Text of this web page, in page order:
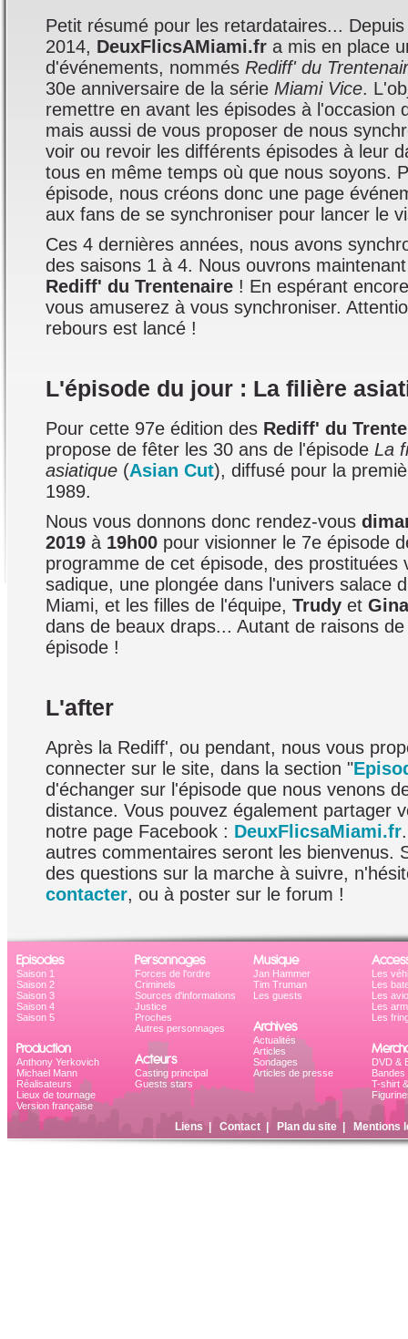
Petit résumé pour les retardataires... Depuis
2014, DeuxFlicsAMiami.fr a mis en place
d'événements, nommés Rediff' du
30e anniversaire de la série Miami Vice.
remettre en avant les épisodes à l'occasion
mais aussi de vous proposer de nous
voir ou revoir les différents épisodes à leur
tous en même temps où que nous soyons.
épisode, nous créons donc une page
aux fans de se synchroniser pour lancer le
Ces 4 dernières années, nous avons
des saisons 1 à 4. Nous ouvrons
Rediff' du Trentenaire ! En espérant
vous amuserez à vous synchroniser.
rebours est lancé !
L'épisode du jour : La filière
Pour cette 97e édition des Rediff' du
propose de fêter les 30 ans de l'épisode La
asiatique (Asian Cut), diffusé pour la
1989.
Nous vous donnons donc rendez-vous
2019 à 19h00 pour visionner le 7e épisode
programme de cet épisode, des prostituées
sadique, une plongée dans l'univers salace
Miami, et les filles de l'équipe, Trudy et Gina
dans de beaux draps... Autant de raisons
épisode !
L'after
Après la Rediff', ou pendant, nous vous
connecter sur le site, dans la section "
d'échanger sur l'épisode que nous venons
distance. Vous pouvez également partager
notre page Facebook : DeuxFlicsaMiami.fr
autres commentaires seront les bienvenus.
des questions sur la marche à suivre,
contacter, ou à poster sur le forum !
Episodes
Saison 1
Saison 2
Saison 3
Saison 4
Saison 5
Production
Anthony Yerkovich
Michael Mann
Réalisateurs
Lieux de tournage
Version française
Personnages
Forces de l'ordre
Criminels
Sources d'informations
Justice
Proches
Autres personnages
Acteurs
Casting principal
Guests stars
Musique
Jan Hammer
Tim Truman
Les guests
Archives
Actualités
Articles
Sondages
Articles de presse
Les
Les
Les
Les
Les
DVD &
Bandes
T-shirt
Liens | Contact| Plan du site| Mentions